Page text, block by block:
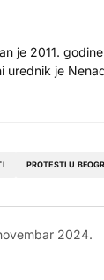
je 2011.
urednik je
PROTESTI U
2024.